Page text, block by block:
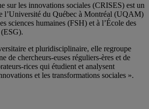
sur les innovations sociales (CRISES) est un
l’Université du Québec à Montréal (UQAM)
sciences humaines (FSH) et à l’École des
(ESG).
et pluridisciplinaire, elle regroupe
de chercheurs-euses réguliers-ères et de
-rices qui étudient et analysent
et les transformations sociales ».